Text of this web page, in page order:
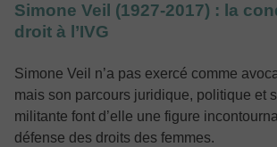
Simone Veil (1927‑2017) : la
droit à l’IVG
Simone Veil n’a pas exercé comme
mais son parcours juridique, politique et
militante font d’elle une figure
défense des droits des femmes.